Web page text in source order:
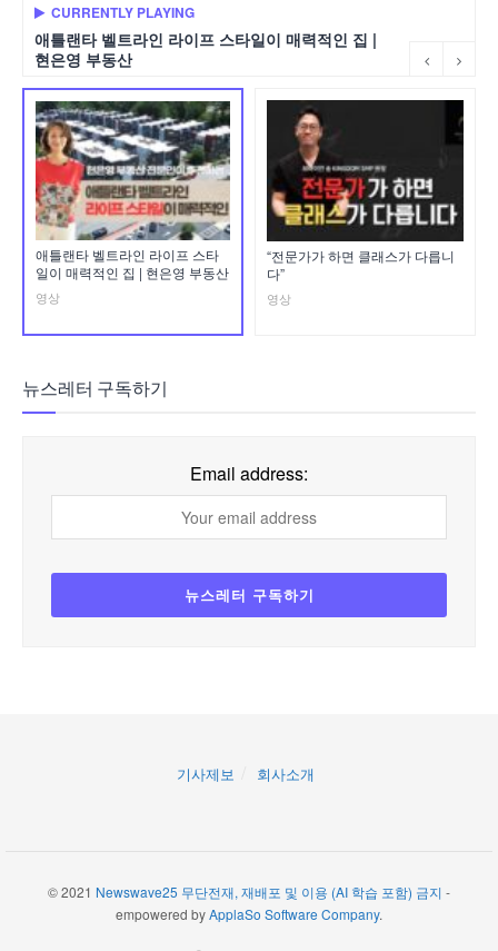
CURRENTLY PLAYING
애틀랜타 벨트라인 라이프 스타일이 매력적인 집 |
현은영 부동산
애틀랜타 벨트라인 라이프 스타
일이 매력적인 집 | 현은영 부동산
영상
“전문가가 하면 클래스가 다릅니
다”
영상
뉴스레터 구독하기
Email address:
기사제보 회사소개
© 2021 Newswave25 무단전재, 재배포 및 이용 (AI 학습 포함) 금지 -
empowered byApplaSo Software Company.